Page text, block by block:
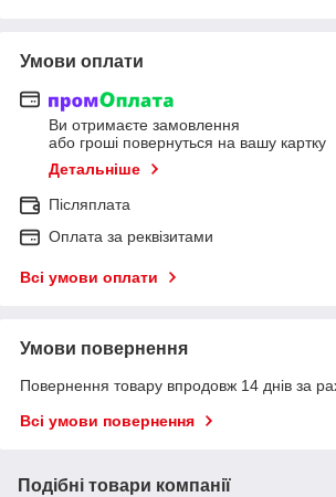
Умови оплати
Ви отримаєте замовлення
або гроші повернуться на вашу картку
Детальніше
Післяплата
Оплата за реквізитами
Всі умови оплати
Умови повернення
Повернення товару впродовж 14 днів за
Всі умови повернення
Подібні товари компанії